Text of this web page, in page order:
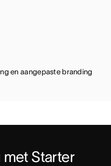
en aangepaste branding
met Starter